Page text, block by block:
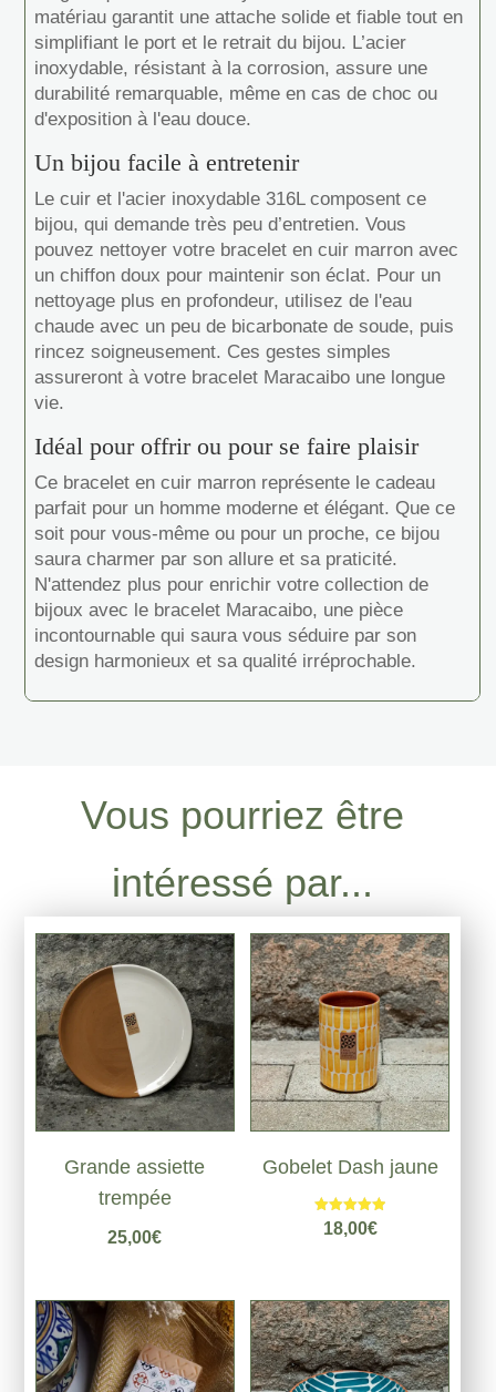
matériau garantit une attache solide et fiable tout en
simplifiant le port et le retrait du bijou. L’acier
inoxydable, résistant à la corrosion, assure une
durabilité remarquable, même en cas de choc ou
d'exposition à l'eau douce.
Un bijou facile à entretenir
Le cuir et l'acier inoxydable 316L composent ce
bijou, qui demande très peu d’entretien. Vous
pouvez nettoyer votre bracelet en cuir marron avec
un chiffon doux pour maintenir son éclat. Pour un
nettoyage plus en profondeur, utilisez de l'eau
chaude avec un peu de bicarbonate de soude, puis
rincez soigneusement. Ces gestes simples
assureront à votre bracelet Maracaibo une longue
vie.
Idéal pour offrir ou pour se faire plaisir
Ce bracelet en cuir marron représente le cadeau
parfait pour un homme moderne et élégant. Que ce
soit pour vous-même ou pour un proche, ce bijou
saura charmer par son allure et sa praticité.
N'attendez plus pour enrichir votre collection de
bijoux avec le bracelet Maracaibo, une pièce
incontournable qui saura vous séduire par son
design harmonieux et sa qualité irréprochable.
Vous pourriez être
intéressé par...
Grande assiette
trempée
25,00€
Gobelet Dash jaune
Note
5.00
18,00€